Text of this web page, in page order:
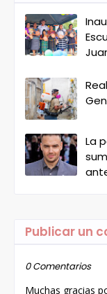
La
Publicar un
0 Comentarios
Muchas gracias